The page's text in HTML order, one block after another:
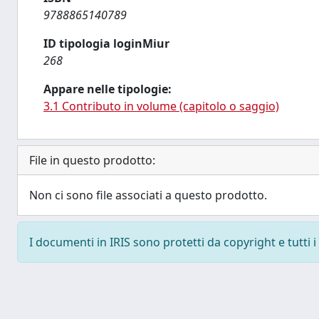
9788865140789
ID tipologia loginMiur
268
Appare nelle tipologie:
3.1 Contributo in volume (capitolo o saggio)
File in questo prodotto:
Non ci sono file associati a questo prodotto.
I documenti in IRIS sono protetti da copyright e tutti